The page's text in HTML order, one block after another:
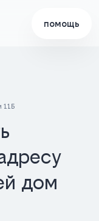
помощь
11Б
дом